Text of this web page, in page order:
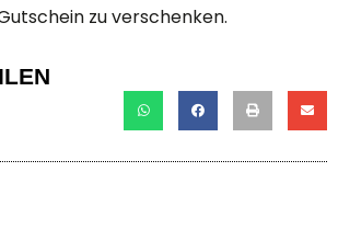
zu verschenken.